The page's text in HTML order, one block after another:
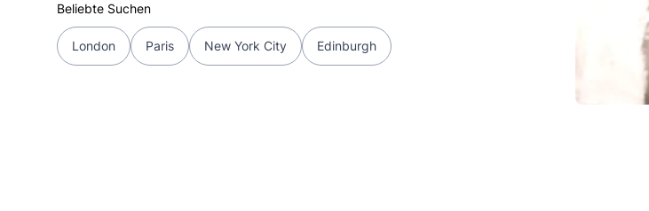
Beliebte Suchen
London Paris New York City Edinburgh